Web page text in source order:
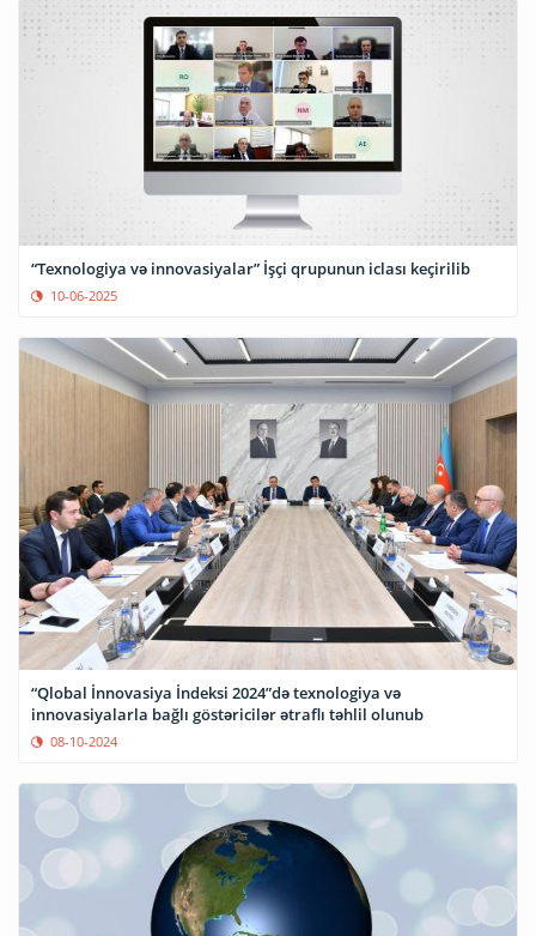
“Texnologiya və innovasiyalar” İşçi qrupunun iclası keçirilib
10-06-2025
“Qlobal İnnovasiya İndeksi 2024”də texnologiya və
innovasiyalarla bağlı göstəricilər ətraflı təhlil olunub
08-10-2024